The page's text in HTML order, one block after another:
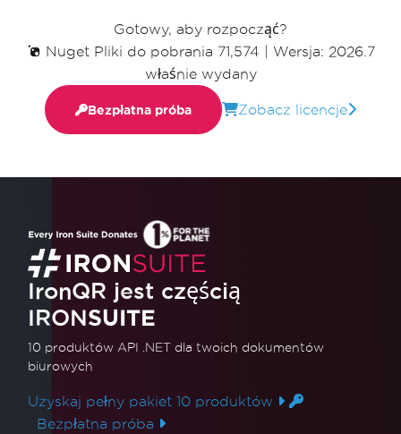
Gotowy, aby rozpocząć?
Nuget Pliki do pobrania 71,574
Wersja: 2026.7
właśnie wydany
Bezpłatna próba Zobacz licencje
IronQR jest częścią
IRONSUITE
10 produktów API .NET dla twoich dokumentów
biurowych
Uzyskaj pełny pakiet 10 produktów
Bezpłatna próba